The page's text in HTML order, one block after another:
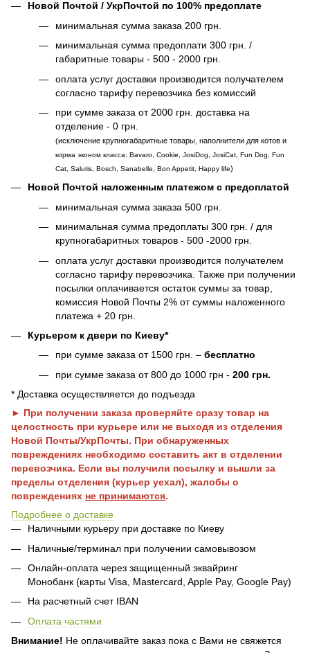
Новой Почтой / УкрПочтой по 100% предоплате
минимальная сумма заказа 200 грн.
минимальная сумма предоплати 300 грн. /
габаритные товары - 500 - 2000 грн.
оплата услуг доставки производится получателем
согласно тарифу перевозчика без комиссий
при сумме заказа от 2000 грн. доставка на
отделение - 0 грн.
(исключение крупногабаритные товары, наполнители для котов и
корма эконом класса: Bavaro, Cookie, JosiDog, JosiCat, Fun Dog, Fun
Cat, Salutis, Bosch, Sanabelle, Bon Appetit, Happy life)
Новой Почтой наложенным платежом с предоплатой
минимальная сумма заказа 500 грн.
минимальная сумма предоплаты 300 грн. / для
крупногабаритных товаров - 500 -2000 грн.
оплата услуг доставки производится получателем
согласно тарифу перевозчика. Также при получении
посылки оплачивается остаток суммы за товар,
комиссия Новой Почты 2% от суммы наложенного
платежа + 20 грн.
Курьером к двери по Киеву*
при сумме заказа от 1500 грн. – бесплатно
при сумме заказа от 800 до 1000 грн - 200 грн.
* Доставка осуществляется до подъезда
► При получении заказа проверяйте сразу товар на
целостность при курьере или не выходя из отделения
Новой Почты/УкрПочты. При обнаруженных
повреждениях необходимо составить акт в отделении
перевозчика. Если вы получили посылку и вышли за
пределы отделения (курьер уехал), жалобы о
повреждениях не принимаются.
Подробнее о доставке
Наличными курьеру при доставке по Киеву
Наличные/терминал при получении самовывозом
Онлайн-оплата через защищенный эквайринг
Монобанк (карты Visa, Mastercard, Apple Pay, Google Pay)
На расчетный счет IBAN
Оплата частями
Внимание! Не оплачивайте заказ пока с Вами не свяжется